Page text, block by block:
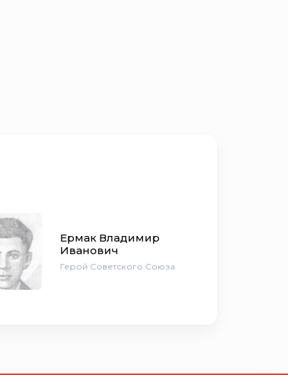
Ермак Владимир
Иванович
Герой Советского Союза